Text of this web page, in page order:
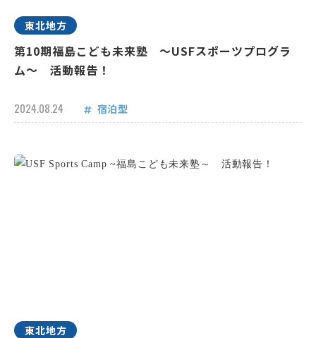
東北地方
第10期福島こども未来塾 ～USFスポーツプログラ
ム～ 活動報告！
2024.08.24 宿泊型
東北地方